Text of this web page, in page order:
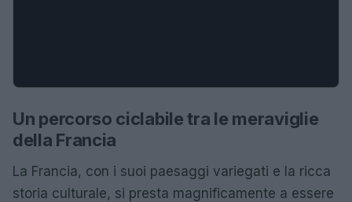
Un percorso ciclabile tra le meraviglie
della Francia
La Francia, con i suoi paesaggi variegati e la ricca
storia culturale, si presta magnificamente a essere